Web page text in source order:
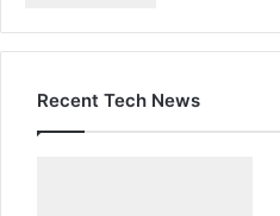
Recent Tech News